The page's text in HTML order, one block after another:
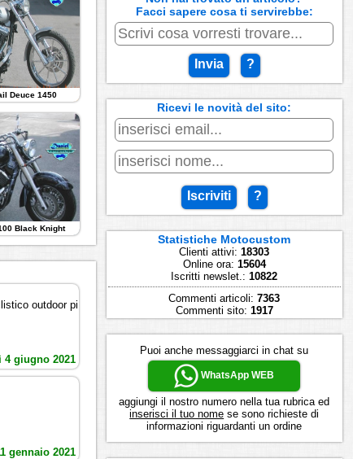
Deuce 1450
Black Knight
outdoor pi
4 giugno 2021
gennaio 2021
Facci sapere cosa ti servirebbe:
Invia ?
Ricevi le novità del sito:
Iscriviti ?
Statistiche Motocustom
Clienti attivi:18303
Online ora: 15604
Iscritti newslet.:10822
Commenti articoli:7363
Commenti sito: 1917
Puoi anche messaggiarci in chat su
WhatsApp WEB
aggiungi il nostro numero nella tua rubrica ed
inserisci il tuo nome se sono richieste di
informazioni riguardanti un ordine